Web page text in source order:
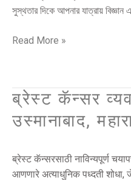
সুস্থতার দিকে আপনার যাত্রায় বিজ্ঞান
|
চম্পদানি,
Read More »
ब्रेस्ट कॅन्सर
उस्मानाबाद,
ब्रेस्ट कॅन्सरसाठी नाविन्यपूर्ण
आणणारे अत्याधुनिक पध्दती
ब्रेस्ट
कॅन्सर
व्यवस्थापनासाठी
मेटाबॉलिक
थेरपी